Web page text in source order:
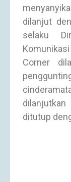
dilanjut
selaku
Corner
ditutup